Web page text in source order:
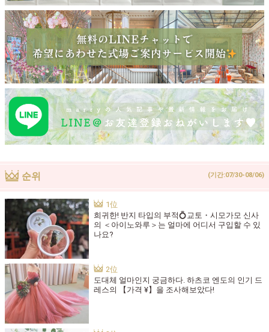
순위 (기간:07/30-08/06)
희귀한! 반지 타입의 부적💍교토・시모가모 신사
의 ＜아이노와루＞는 얼마에 어디서 구입할 수 있
나요?
도대체 얼마인지 궁금하다. 하츠코 엔도의 인기 드
레스의 【가격 ¥】을 조사해보았다!